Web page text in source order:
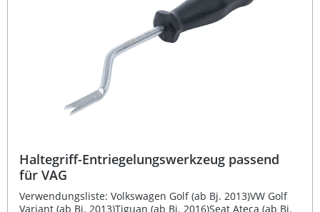
BGS Verkleidungsclip-Zange 185 mm
Haltegriff-Entriegelungswerkzeug passend
für VAG
Verwendungsliste: Volkswagen Golf (ab Bj. 2013)VW Golf
Variant (ab Bj. 2013)Tiguan (ab Bj. 2016)Seat Ateca (ab Bj.